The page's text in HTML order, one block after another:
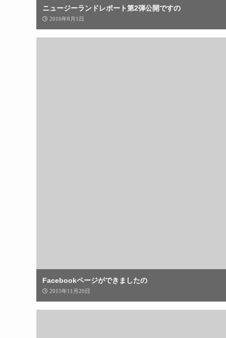
ニュージーランドレポート第2弾公開ですの
2016年8月1日
Facebookページができましたの
2015年11月20日